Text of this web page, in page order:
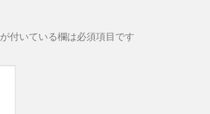
が付いている欄は必須項目です